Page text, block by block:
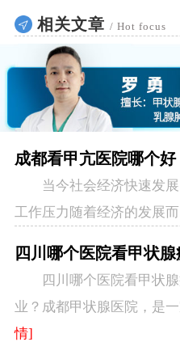
劳、暴饮暴食、易怒、
排便次数增加等症状。
的增长而逐渐萎缩，其
能亢进后，虽然甲状腺
腺素的结合减少，身体组
弱。
老年甲亢患者的常见
1、心脏病。许多老年
管疾病。在大量甲状腺
增加，导致心动过速、
相关文章 / Hot focus
成都看甲亢医院哪个好
当今社会经济快速发展
工作压力随着经济的发展而
四川哪个医院看甲状腺
四川哪个医院看甲状腺
业？成都甲状腺医院，是
情]